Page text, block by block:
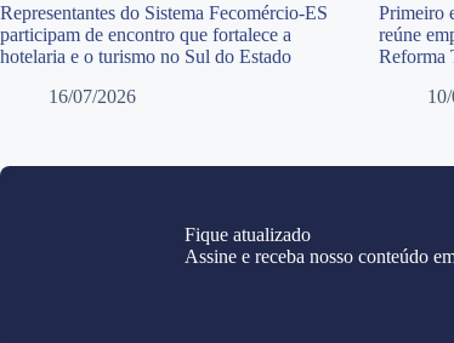
Representantes do Sistema Fecomércio-ES
participam de encontro que fortalece a
hotelaria e o turismo no Sul do Estado
16/07/2026
Primeiro
reúne
Reforma
Fique atualizado
Assine e receba nosso conteúdo